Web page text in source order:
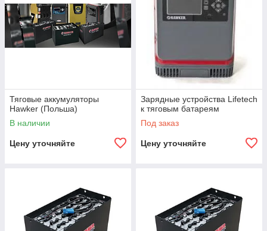
Тяговые аккумуляторы
Hawker (Польша)
В наличии
Цену уточняйте
Зарядные устройства Lifetech
к тяговым батареям
Под заказ
Цену уточняйте